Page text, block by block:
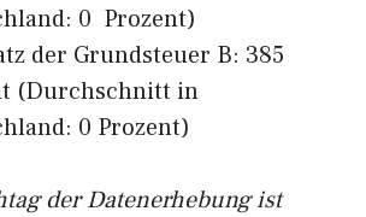
0 Prozent)
der Grundsteuer B: 385
(Durchschnitt in
0 Prozent)
der Datenerhebung ist